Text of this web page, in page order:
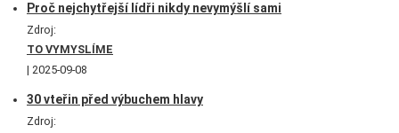
Proč nejchytřejší lídři nikdy nevymýšlí sami
Zdroj:
TO VYMYSLÍME
2025-09-08
30 vteřin před výbuchem hlavy
Zdroj: